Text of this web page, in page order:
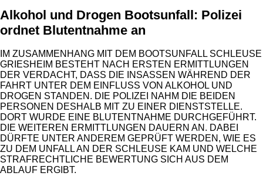
Alkohol und Drogen Bootsunfall: Polizei
ordnet Blutentnahme an
IM ZUSAMMENHANG MIT DEM BOOTSUNFALL SCHLEUSE
GRIESHEIM BESTEHT NACH ERSTEN ERMITTLUNGEN
DER VERDACHT, DASS DIE INSASSEN WÄHREND DER
FAHRT UNTER DEM EINFLUSS VON ALKOHOL UND
DROGEN STANDEN. DIE POLIZEI NAHM DIE BEIDEN
PERSONEN DESHALB MIT ZU EINER DIENSTSTELLE.
DORT WURDE EINE BLUTENTNAHME DURCHGEFÜHRT.
DIE WEITEREN ERMITTLUNGEN DAUERN AN. DABEI
DÜRFTE UNTER ANDEREM GEPRÜFT WERDEN, WIE ES
ZU DEM UNFALL AN DER SCHLEUSE KAM UND WELCHE
STRAFRECHTLICHE BEWERTUNG SICH AUS DEM
ABLAUF ERGIBT.